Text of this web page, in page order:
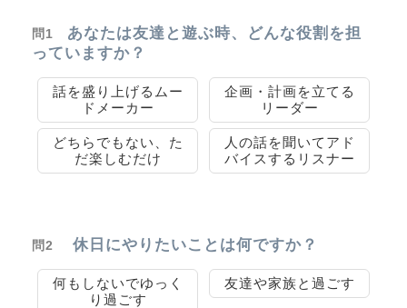
問1
あなたは友達と遊ぶ時、どんな役割を担
っていますか？
話を盛り上げるムー
ドメーカー
企画・計画を立てる
リーダー
どちらでもない、た
だ楽しむだけ
人の話を聞いてアド
バイスするリスナー
問2 休日にやりたいことは何ですか？
何もしないでゆっく
り過ごす
友達や家族と過ごす